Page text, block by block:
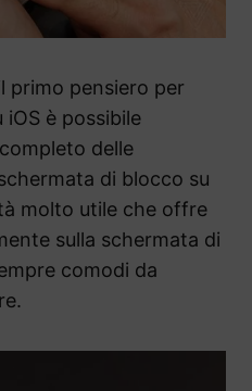
primo pensiero per
iOS è possibile
delle
di blocco su
molto utile che offre
sulla schermata di
comodi da